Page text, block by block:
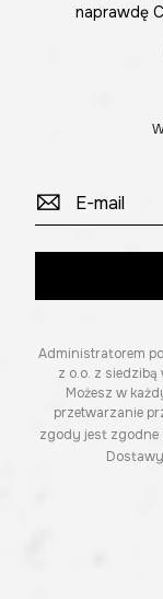
naprawdę
Administratorem
z o.o. z siedzibą
Możesz w
przetwarzanie
zgody jest zgodne